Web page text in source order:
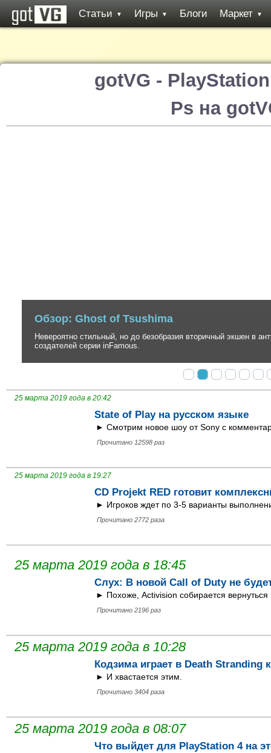
Статьи ▼ Игры ▼ Блоги Маркет ▼
gotVG -
Ps на
Обзор: Ghost of Tsushima
Невероятно стильный, но до безобразия вторичный экшен в
создателей серии inFamous.
25 марта 2019 года в 20:42
State of Play на русском языке
► Смотрим новое шоу от Sony с
Прочитано 12598 раз
25 марта 2019 года в 19:27
CD Projekt RED готовит
► Игроков ждет по 3-5 варианты
Прочитано 2772 раза
25 марта 2019 года в 18:45
Слух: В новой Call of Duty не
► Похоже, Activision собирается вернуться
Прочитано 2196 раз
25 марта 2019 года в 10:28
Кодзима играет в Death Stranding
► И хвастается этим.
Прочитано 3404 раза
25 марта 2019 года в 08:07
Что выйдет для PlayStation 4 на